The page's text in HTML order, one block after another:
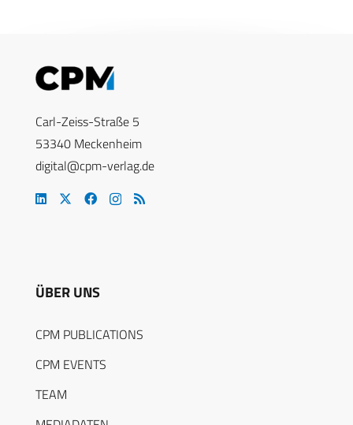
Carl-Zeiss-Straße 5
53340 Meckenheim
digital@cpm-verlag.de
ÜBER UNS
CPM PUBLICATIONS
CPM EVENTS
TEAM